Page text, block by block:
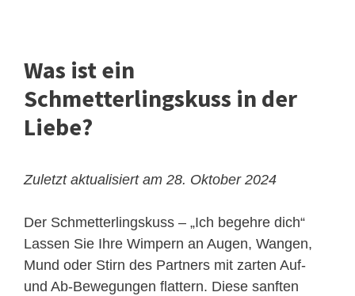
Was ist ein
Schmetterlingskuss in der
Liebe?
Zuletzt aktualisiert am 28. Oktober 2024
Der Schmetterlingskuss – „Ich begehre dich“
Lassen Sie Ihre Wimpern an Augen, Wangen,
Mund oder Stirn des Partners mit zarten Auf-
und Ab-Bewegungen flattern. Diese sanften